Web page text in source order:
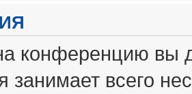
конференцию вы
занимает всего